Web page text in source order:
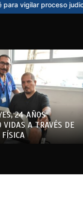
Sheinbaum no
24 AÑOS
A TRAVÉS DE